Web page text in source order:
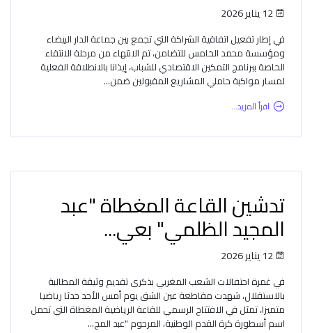
12 يناير 2026
في إطار تفعيل اتفاقية الشراكة التي تجمع بين جماعة الدار البيضاء
ومؤسسة محمد الخامس للتضامن، تم الانتهاء من مرحلة الانتقاء
الخاصة ببرنامج التمكين الاقتصادي للشباب، إيذانا بالانطلاقة الفعلية
لمسار مواكبة حاملي المشاريع المقبولين ضمن...
اقرأ المزيد...
تدشين القاعة المغطاة "عبد
المجيد الظلمي" بعي...
12 يناير 2026
في غمرة احتفالات الشعب المغربي بذكرى تقديم وثيقة المطالبة
بالاستقلال، شهدت مقاطعة عين الشق يوم أمس الأحد حدثا رياضيا
متميزا، تمثل في الافتتاح الرسمي للقاعة الرياضية المغطاة التي تحمل
اسم أسطورة كرة القدم الوطنية، المرحوم "عبد المج...